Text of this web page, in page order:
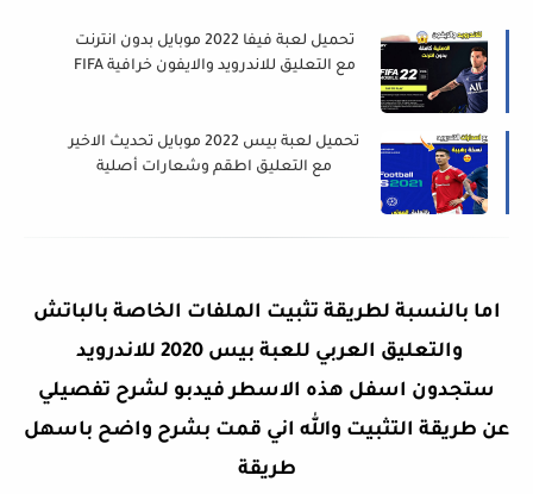
تحميل لعبة فيفا 2022 موبايل بدون انترنت
مع التعليق للاندرويد والايفون خرافية FIFA
تحميل لعبة بيس 2022 موبايل تحديث الاخير
مع التعليق اطقم وشعارات أصلية
اما بالنسبة لطريقة تثبيت الملفات الخاصة بالباتش
والتعليق العربي للعبة بيس 2020 للاندرويد
ستجدون اسفل هذه الاسطر فيدبو لشرح تفصيلي
عن طريقة التثبيت والله اني قمت بشرح واضح باسهل
طريقة